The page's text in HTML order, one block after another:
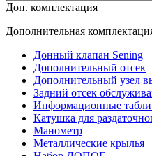
Доп. комплектация
Дополнительная
Донный клапан Sening
Дополнительный отсек
Дополнительный узел
Задний отсек
Информационные
Катушка для
Манометр
Металлические крылья